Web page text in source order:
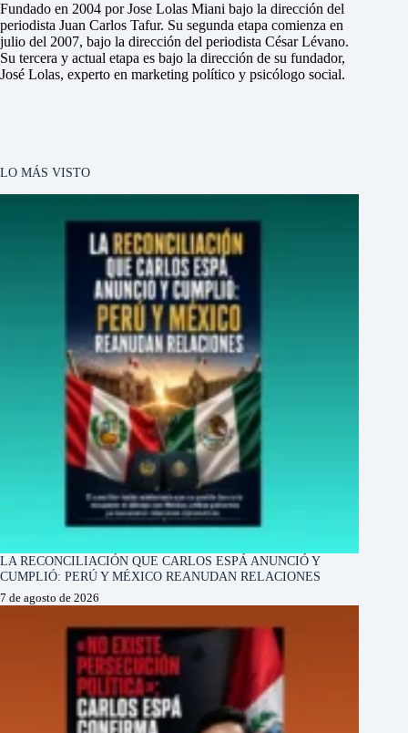
Fundado en 2004 por Jose Lolas Miani bajo la dirección del
periodista Juan Carlos Tafur. Su segunda etapa comienza en
julio del 2007, bajo la dirección del periodista César Lévano.
Su tercera y actual etapa es bajo la dirección de su fundador,
José Lolas, experto en marketing político y psicólogo social.
LO MÁS VISTO
LA RECONCILIACIÓN QUE CARLOS ESPÁ ANUNCIÓ Y
CUMPLIÓ: PERÚ Y MÉXICO REANUDAN RELACIONES
7 de agosto de 2026